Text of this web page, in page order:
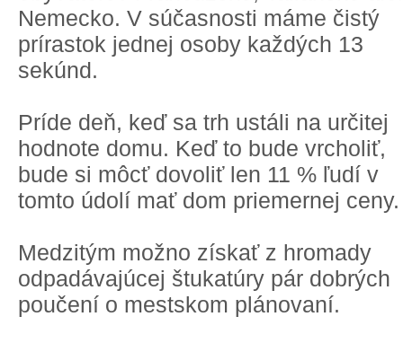
Nemecko. V súčasnosti máme čistý
prírastok jednej osoby každých 13
sekúnd.
Príde deň, keď sa trh ustáli na určitej
hodnote domu. Keď to bude vrcholiť,
bude si môcť dovoliť len 11 % ľudí v
tomto údolí mať dom priemernej ceny.
Medzitým možno získať z hromady
odpadávajúcej štukatúry pár dobrých
poučení o mestskom plánovaní.